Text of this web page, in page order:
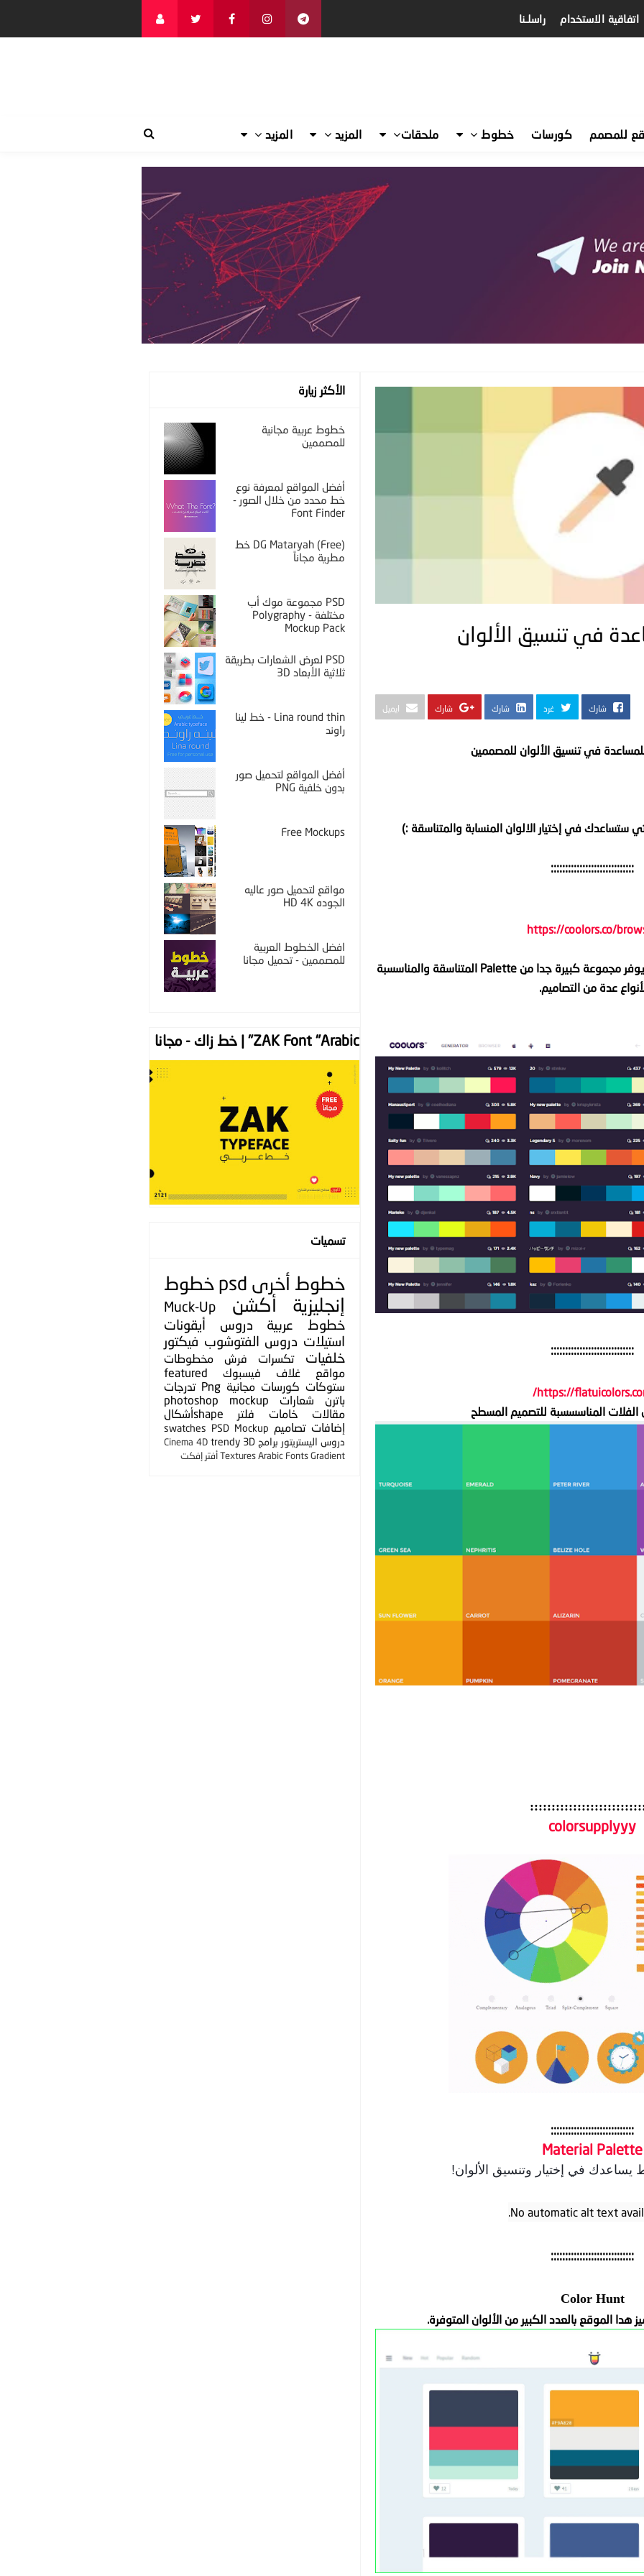
اتفاقية الاستخدام راسلـنا
للمصمم كورسات خطوط ملحقات المزيد المزيد
في تنسيق الألوان
شارك غرد شارك شارك ايميل
في تنسيق الألوان للمصممين
ستساعدك في إختيار الالوان المنسابة والمتناسقة :)
:::::::::::::::::::::::::::::
https://coolors.co/
موقع أقل ما يقال عليه رائع، الموقع يوفر مجموعة كبيرة جدا من Palette المتناسقة والمناسسبة
عدة من التصاميم.
:::::::::::::::::::::::::::::
https://
الفلات المناسسسبة للتصميم المسطح
colorsupplyyy
:::::::::::::::::::::::::::::
Material Palette
في إختيار وتنسيق الألوان!
:::::::::::::::::::::::::::::
Color Hunt
هدا الموقع بالعدد الكبير من الألوان المتوفرة.
الأكثر زيارة
خطوط عربية مجانية
للمصممين
أفضل المواقع لمعرفة نوع
خط محدد من خلال الصور -
Font Finder
DG Mataryah (Free) خط
مطرية مجاناً
PSD مجموعة موك أب
مختلفة - Polygraphy
Mockup Pack
PSD لعرض الشعارات بطريقة
ثلاثية الأبعاد 3D
Lina round thin - خط لينا
راوند
أفضل المواقع لتحميل صور
بدون خلفية PNG
Free Mockups
مواقع لتحميل صور عاليه
الجوده HD 4K
افضل الخطوط العربية
للمصممين - تحميل مجانا
ZAK Font "Arabic" | خط زاك - مجانا
تسميات
خطوط أخرى psd خطوط
إنجليزية
أكشن
Muck-Up
خطوط عربية
دروس
أيقونات
استيلات دروس الفتوشوب فيكتور
خلفيات
تكسرات فرش
مخطوطات
مواقع
غلاف فيسبوك
featured
ستوكات كورسات مجانية Png تدرجات
باترن
شعارات
photoshop mockup
مقالات
خامات فلتر
shapeأشكال
إضافات تصاميم PSD Mockup
swatches
دروس اليستريتور برامج 3D
trendy
Cinema 4D
Gradient
Arabic Fonts
Texturesأفتر إفكت